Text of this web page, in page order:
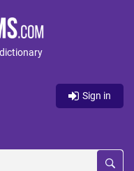
Sign in